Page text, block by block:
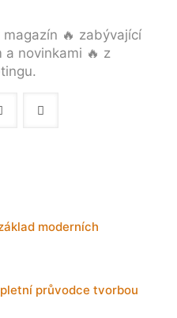
🔥 zabývající
a novinkami 🔥 z
moderních
průvodce tvorbou